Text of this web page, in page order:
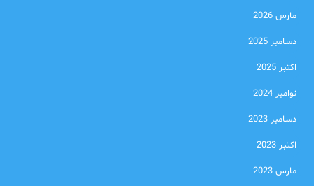
مارس 2026
دسامبر 2025
اکتبر 2025
نوامبر 2024
دسامبر 2023
اکتبر 2023
مارس 2023